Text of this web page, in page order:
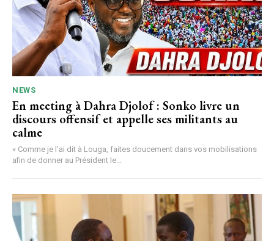
NEWS
En meeting à Dahra Djolof : Sonko livre un
discours offensif et appelle ses militants au
calme
« Comme je l’ai dit à Louga, faites doucement dans vos mobilisations
afin de donner au Président le...